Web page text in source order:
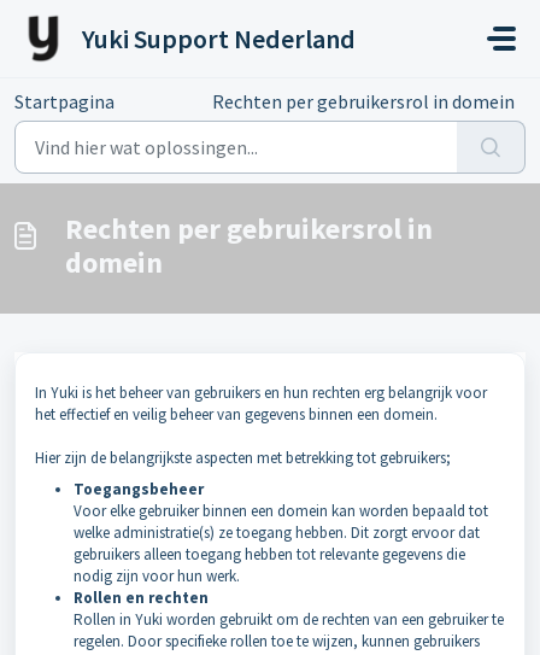
Doorgaan naar hoofdinhoud
Yuki Support Nederland
Startpagina Rechten per gebruikersrol in domein
Rechten per gebruikersrol in
domein
In Yuki is het beheer van gebruikers en hun rechten erg belangrijk voor
het effectief en veilig beheer van gegevens binnen een domein.
Hier zijn de belangrijkste aspecten met betrekking tot gebruikers;
Toegangsbeheer
Voor elke gebruiker binnen een domein kan worden bepaald tot
welke administratie(s) ze toegang hebben. Dit zorgt ervoor dat
gebruikers alleen toegang hebben tot relevante gegevens die
nodig zijn voor hun werk.
Rollen en rechten
Rollen in Yuki worden gebruikt om de rechten van een gebruiker te
regelen. Door specifieke rollen toe te wijzen, kunnen gebruikers